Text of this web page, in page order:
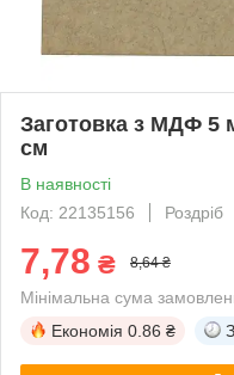
Заготовка з МДФ 5
см
В наявності
Код: 22135156
Роздріб
7,78 ₴ 8,64 ₴
Мінімальна сума
Економія 0.86 ₴